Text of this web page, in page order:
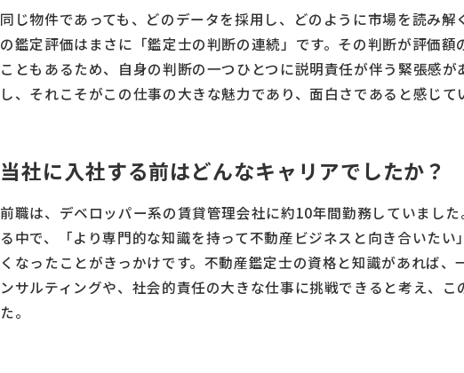
同じ物件であっても、どのデータを採用し、どのように市場を読み解
の鑑定評価はまさに「鑑定士の判断の連続」です。その判断が評価額
こともあるため、自身の判断の一つひとつに説明責任が伴う緊張感が
し、それこそがこの仕事の大きな魅力であり、面白さであると感じて
当社に入社する前はどんなキャリアでしたか？
前職は、デベロッパー系の賃貸管理会社に約10年間勤務していまし
る中で、「より専門的な知識を持って不動産ビジネスと向き合いたい
くなったことがきっかけです。不動産鑑定士の資格と知識があれば、
ンサルティングや、社会的責任の大きな仕事に挑戦できると考え、こ
た。